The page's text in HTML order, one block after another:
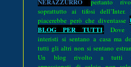
pertanto
soprattutto ai tifosi dell’Inter.
piacerebbe però che diventasse
BLOG PER TUTTI.
Dove
interisti si sentano a casa ma
tutti gli altri non si sentano
Un blog rivolto a tutti